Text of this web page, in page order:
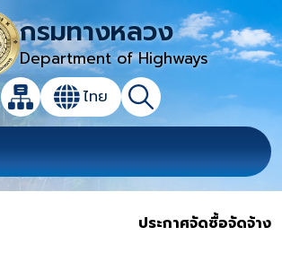
กรมทางหลวง
Department of Highways
แผนผังเว็บไซต์
เปลี่ยนภาษา
ไทย ค้นหา
เปิดกล่องค้นหาข้อมูลหลักของเว็บไซต์
ประกาศจัดซื้อจัดจ้าง